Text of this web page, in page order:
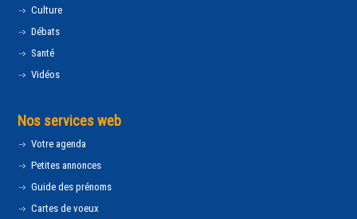
Culture
Débats
Santé
Vidéos
Nos services web
Votre agenda
Petites annonces
Guide des prénoms
Cartes de voeux